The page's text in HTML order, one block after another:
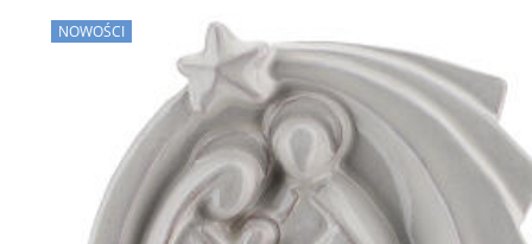
NOWOŚCI